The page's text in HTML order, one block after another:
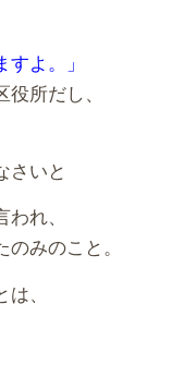
よ。」
所だし、
さいと
れ、
みのこと。
、